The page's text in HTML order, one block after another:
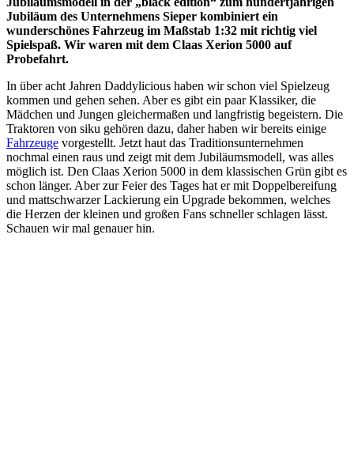
Jubiläum des Unternehmens Sieper kombiniert ein
wunderschönes Fahrzeug im Maßstab 1:32 mit richtig viel
Spielspaß. Wir waren mit dem Claas Xerion 5000 auf
Probefahrt.
In über acht Jahren Daddylicious haben wir schon viel Spielzeug
kommen und gehen sehen. Aber es gibt ein paar Klassiker, die
Mädchen und Jungen gleichermaßen und langfristig begeistern. Die
Traktoren von siku gehören dazu, daher haben wir bereits einige
Fahrzeuge vorgestellt. Jetzt haut das Traditionsunternehmen
nochmal einen raus und zeigt mit dem Jubiläumsmodell, was alles
möglich ist. Den Claas Xerion 5000 in dem klassischen Grün gibt es
schon länger. Aber zur Feier des Tages hat er mit Doppelbereifung
und mattschwarzer Lackierung ein Upgrade bekommen, welches
die Herzen der kleinen und großen Fans schneller schlagen lässt.
Schauen wir mal genauer hin.